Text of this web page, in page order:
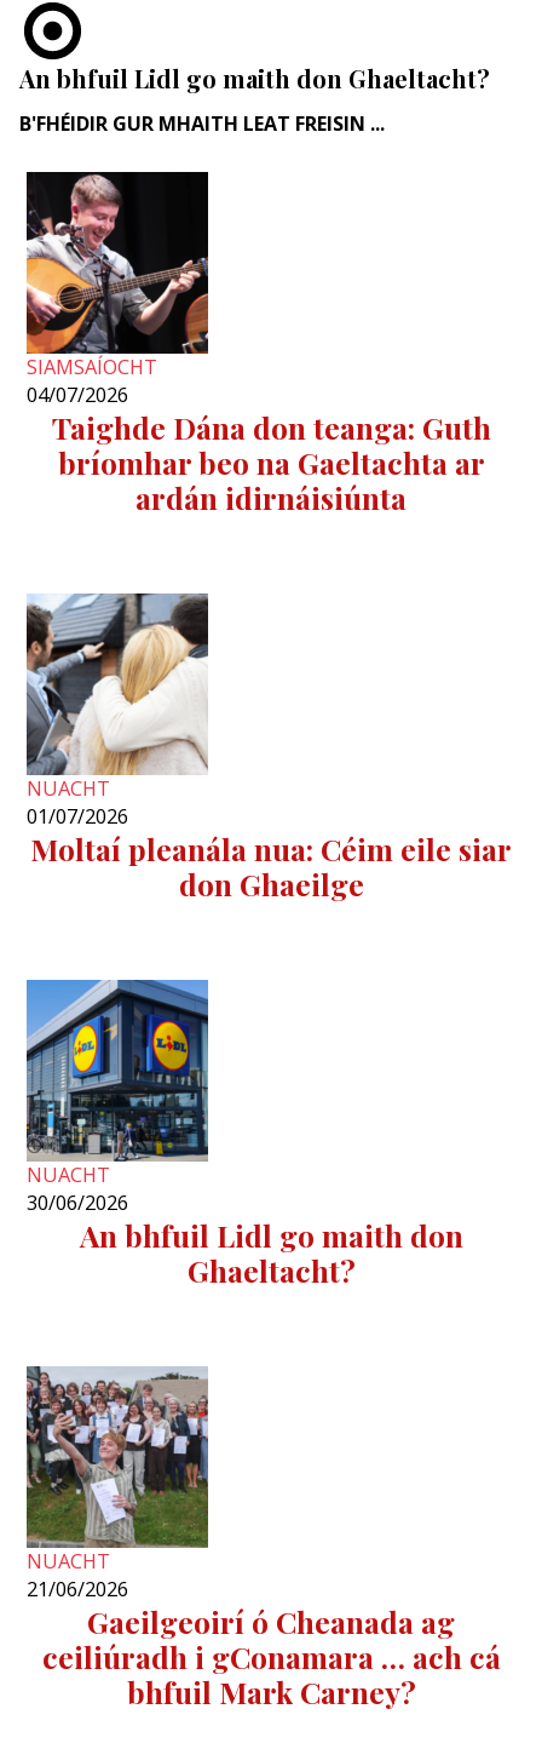
An bhfuil Lidl go maith don Ghaeltacht?
B'FHÉIDIR GUR MHAITH LEAT FREISIN ...
SIAMSAÍOCHT
04/07/2026
Taighde Dána don teanga: Guth
bríomhar beo na Gaeltachta ar
ardán idirnáisiúnta
NUACHT
01/07/2026
Moltaí pleanála nua: Céim eile siar
don Ghaeilge
NUACHT
30/06/2026
An bhfuil Lidl go maith don
Ghaeltacht?
NUACHT
21/06/2026
Gaeilgeoirí ó Cheanada ag
ceiliúradh i gConamara … ach cá
bhfuil Mark Carney?